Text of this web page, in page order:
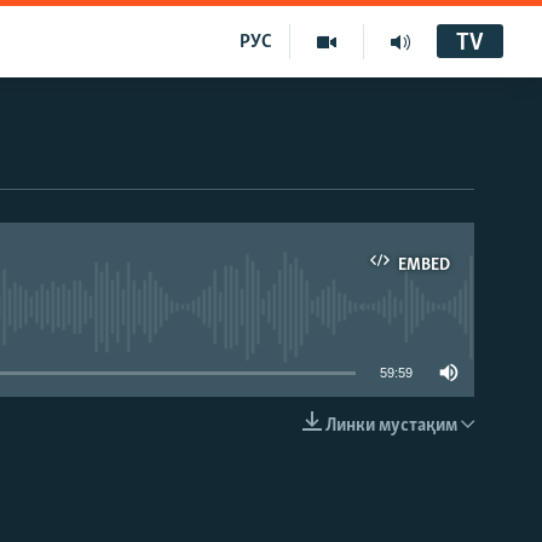
РУС TV
EMBED
EMBED
59:59
Линки мустақим